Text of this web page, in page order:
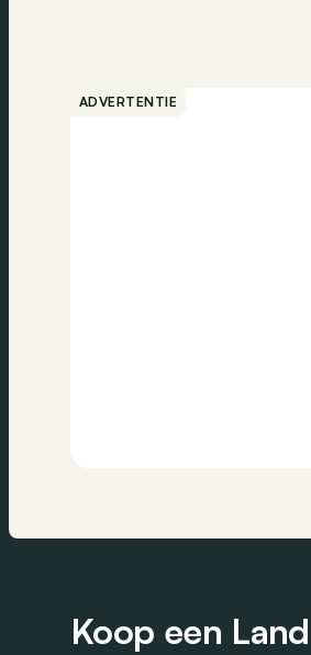
ADVERTENTIE
Koop een